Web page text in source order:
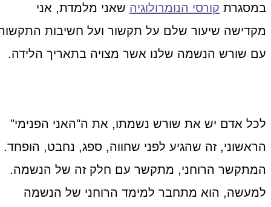
במסגרתקורסי הנומרולוגיהשאני מלמדת, אני
מקדישה שיעור שלם על תקשור ועל חשיבות התקשור
עם שורש הנשמה שלנו אשר מצויה בתאריך הלידה.
לכל אדם יש את שורש נשמתו, את ה"האני הפנימי"
הראשוני, זה שהגיע לפני שחווה, ספג, נחבט, הופחד.
המתקשר הרוחני, מתקשר עם חלק זה של הנשמה.
למעשה, הוא מתחבר למימד הרוחני של הנשמה